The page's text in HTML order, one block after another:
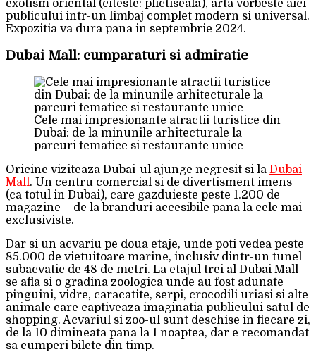
exotism oriental (citeste: plictiseala), arta vorbeste aici
publicului intr-un limbaj complet modern si universal.
Expozitia va dura pana in septembrie 2024.
Dubai Mall: cumparaturi si admiratie
Cele mai impresionante atractii turistice din
Dubai: de la minunile arhitecturale la
parcuri tematice si restaurante unice
Oricine viziteaza Dubai-ul ajunge negresit si la Dubai
Mall. Un centru comercial si de divertisment imens
(ca totul in Dubai), care gazduieste peste 1.200 de
magazine – de la branduri accesibile pana la cele mai
exclusiviste.
Dar si un acvariu pe doua etaje, unde poti vedea peste
85.000 de vietuitoare marine, inclusiv dintr-un tunel
subacvatic de 48 de metri. La etajul trei al Dubai Mall
se afla si o gradina zoologica unde au fost adunate
pinguini, vidre, caracatite, serpi, crocodili uriasi si alte
animale care captiveaza imaginatia publicului satul de
shopping. Acvariul si zoo-ul sunt deschise in fiecare zi,
de la 10 dimineata pana la 1 noaptea, dar e recomandat
sa cumperi bilete din timp.